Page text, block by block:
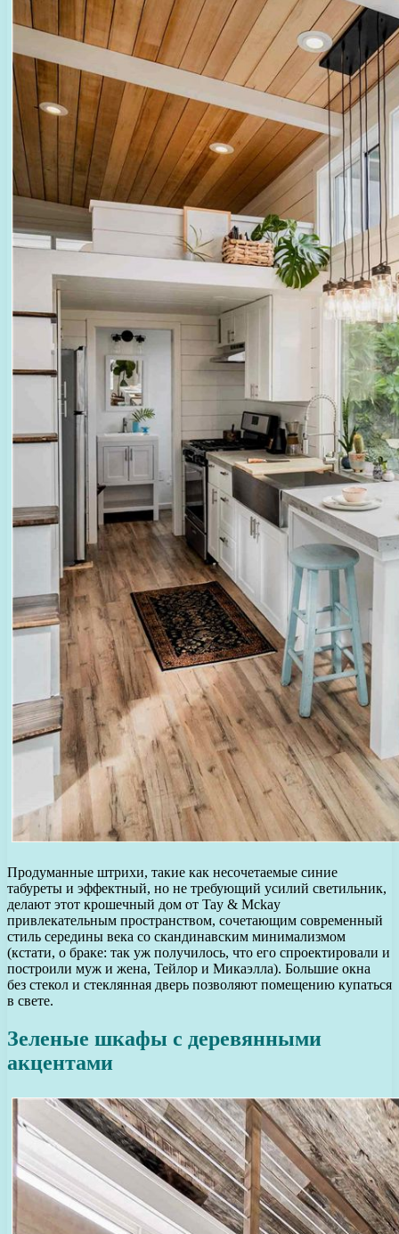
Продуманные штрихи, такие как несочетаемые синие
табуреты и эффектный, но не требующий усилий светильник,
делают этот крошечный дом от Tay & Mckay
привлекательным пространством, сочетающим современный
стиль середины века со скандинавским минимализмом
(кстати, о браке: так уж получилось, что его спроектировали и
построили муж и жена, Тейлор и Микаэлла). Большие окна
без стекол и стеклянная дверь позволяют помещению купаться
в свете.
Зеленые шкафы с деревянными
акцентами